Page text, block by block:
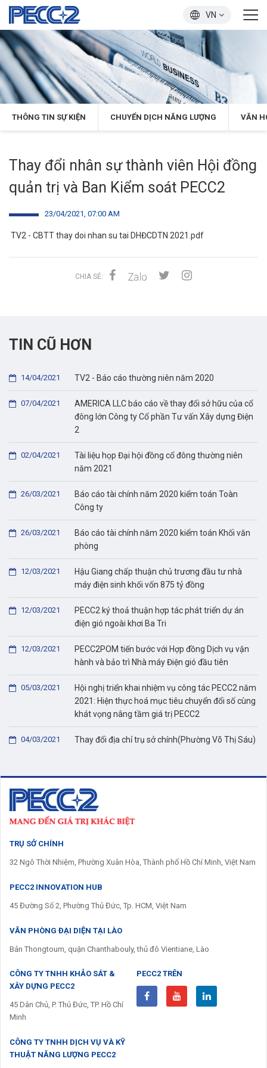
VN
THÔNG TIN SỰ KIỆN CHUYỂN DỊCH NĂNG LƯỢNG VĂN
Thay đổi nhân sự thành viên Hội đồng
quản trị và Ban Kiểm soát PECC2
23/04/2021, 07:00 AM
TV2 - CBTT thay doi nhan su tai DHĐCDTN 2021.pdf
CHIA SẺ:
TIN CŨ HƠN
TV2 - Báo cáo thường niên năm 2020
14/04/2021
AMERICA LLC báo cáo về thay đổi sở hữu của cổ
đông lớn Công ty Cổ phần Tư vấn Xây dựng Điện
2
07/04/2021
Tài liệu họp Đại hội đồng cổ đông thường niên
năm 2021
02/04/2021
Báo cáo tài chính năm 2020 kiểm toán Toàn
Công ty
26/03/2021
Báo cáo tài chính năm 2020 kiểm toán Khối văn
phòng
26/03/2021
Hậu Giang chấp thuận chủ trương đầu tư nhà
máy điện sinh khối vốn 875 tỷ đồng
12/03/2021
PECC2 ký thoả thuận hợp tác phát triển dự án
điện gió ngoài khơi Ba Tri
12/03/2021
PECC2POM tiến bước với Hợp đồng Dịch vụ vận
hành và bảo trì Nhà máy Điện gió đầu tiên
12/03/2021
Hội nghị triển khai nhiệm vụ công tác PECC2 năm
2021: Hiện thực hoá mục tiêu chuyển đổi số cùng
khát vọng nâng tầm giá trị PECC2
05/03/2021
Thay đổi địa chỉ trụ sở chính(Phường Võ Thị Sáu)
04/03/2021
TRỤ SỞ CHÍNH
32 Ngô Thời Nhiệm, Phường Xuân Hòa, Thành phố Hồ Chí Minh, Việt Nam
PECC2 INNOVATION HUB
45 Đường Số 2, Phường Thủ Đức, Tp. HCM, Việt Nam
VĂN PHÒNG ĐẠI DIỆN TẠI LÀO
Bản Thongtoum, quận Chanthabouly, thủ đô Vientiane, Lào
CÔNG TY TNHH KHẢO SÁT &
XÂY DỰNG PECC2
45 Dân Chủ, P. Thủ Đức, TP. Hồ Chí
Minh
CÔNG TY TNHH DỊCH VỤ VÀ KỸ
THUẬT NĂNG LƯỢNG PECC2
PECC2 TRÊN